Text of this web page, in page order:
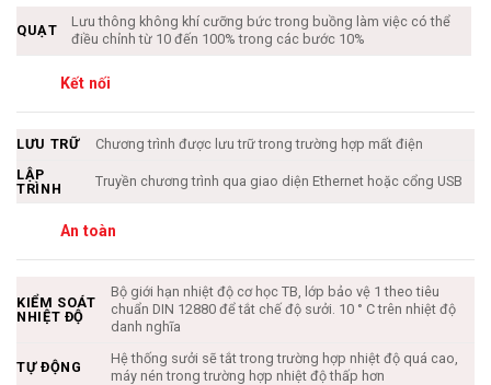
QUẠT
Lưu thông không khí cưỡng bức trong buồng làm việc có thể
điều chỉnh từ 10 đến 100% trong các bước 10%
Kết nối
LƯU TRỮ
Chương trình được lưu trữ trong trường hợp mất điện
LẬP
TRÌNH
Truyền chương trình qua giao diện Ethernet hoặc cổng USB
An toàn
KIỂM SOÁT
NHIỆT ĐỘ
Bộ giới hạn nhiệt độ cơ học TB, lớp bảo vệ 1 theo tiêu
chuẩn DIN 12880 để tắt chế độ sưởi. 10 ° C trên nhiệt độ
danh nghĩa
TỰ ĐỘNG
Hệ thống sưởi sẽ tắt trong trường hợp nhiệt độ quá cao,
máy nén trong trường hợp nhiệt độ thấp hơn